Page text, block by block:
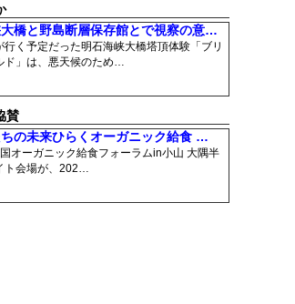
橋と野島断層保存館とで視察の意…
く予定だった明石海峡大橋塔頂体験「ブリ
ド」は、悪天候のため…
賛
の未来ひらくオーガニック給食 …
オーガニック給食フォーラムin小山 大隅半
ト会場が、202…